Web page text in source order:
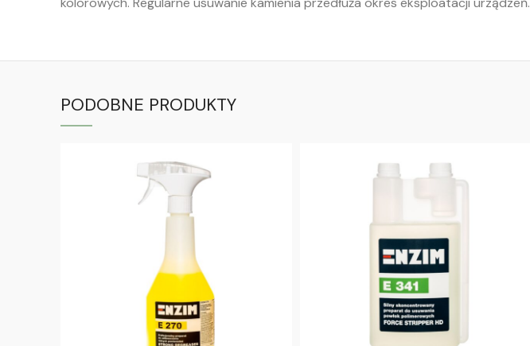
PODOBNE PRODUKTY